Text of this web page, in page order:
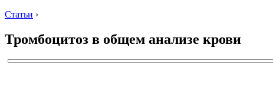
Статьи ›
Тромбоцитоз в общем анализе крови